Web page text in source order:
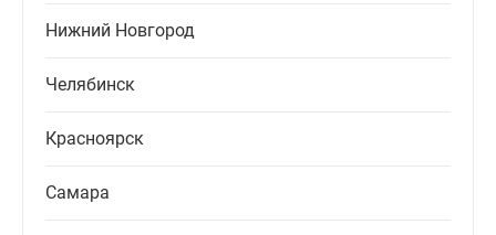
Нижний Новгород
Челябинск
Красноярск
Самара